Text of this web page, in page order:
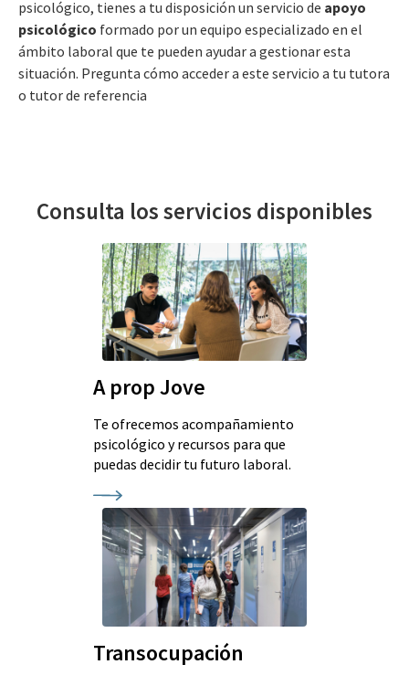
psicológico, tienes a tu disposición un servicio de apoyo
psicológico formado por un equipo especializado en el
ámbito laboral que te pueden ayudar a gestionar esta
situación. Pregunta cómo acceder a este servicio a tu tutora
o tutor de referencia
Consulta los servicios disponibles
A prop Jove
Te ofrecemos acompañamiento
psicológico y recursos para que
puedas decidir tu futuro laboral.
Transocupación